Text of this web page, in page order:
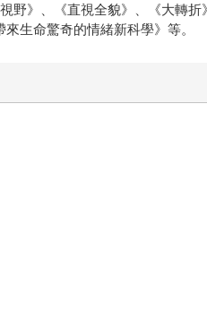
》、《直視全貌》、《大轉
生命驚奇的情緒新科學》等。